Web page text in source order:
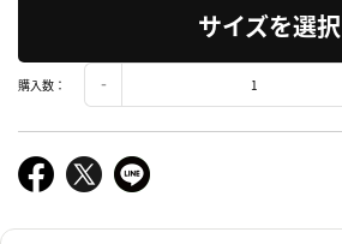
サイズを選択
購入数：